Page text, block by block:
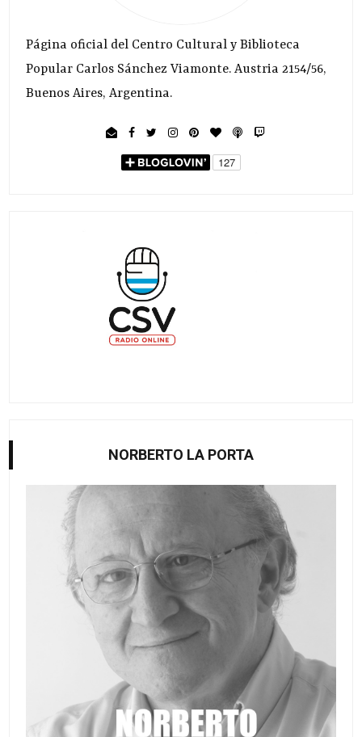
Página oficial del Centro Cultural y Biblioteca
Popular Carlos Sánchez Viamonte. Austria 2154/56,
Buenos Aires, Argentina.
NORBERTO LA PORTA